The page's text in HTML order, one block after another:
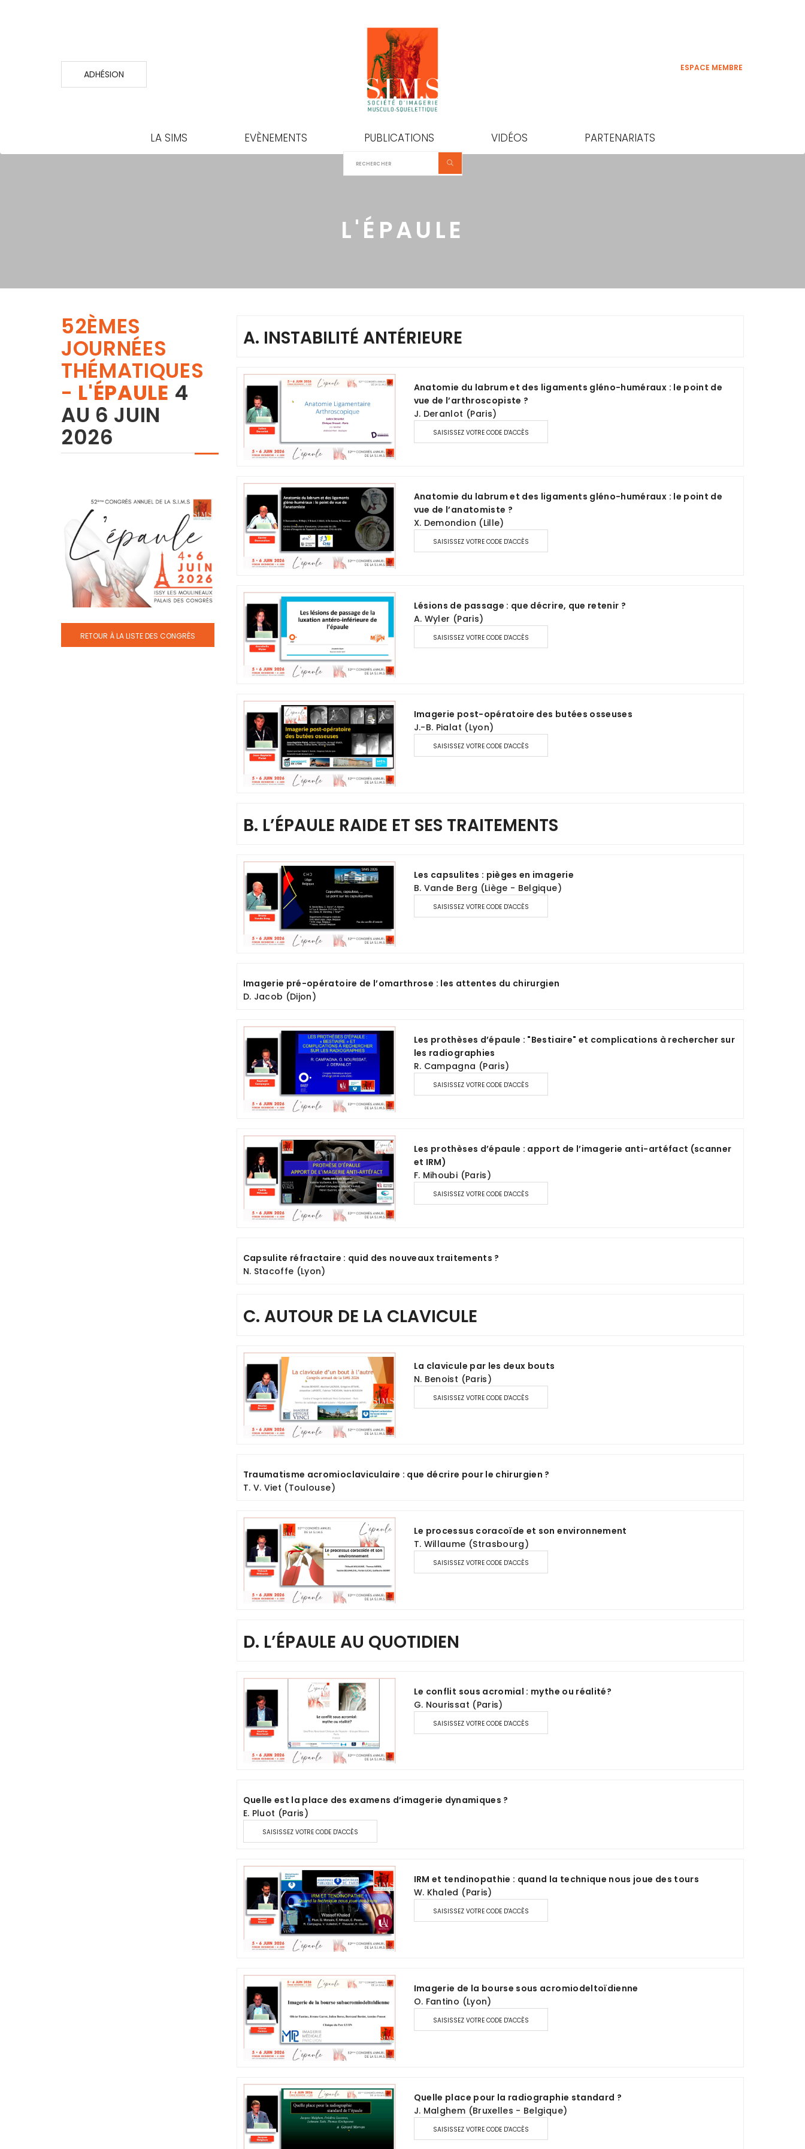
ADHÉSION
ESPACE MEMBRE
LA SIMS EVÈNEMENTS PUBLICATIONS VIDÉOS PARTENARIATS
L'ÉPAULE
52ÈMES
JOURNÉES
THÉMATIQUES
- L'ÉPAULE 4
AU 6 JUIN
2026
RETOUR À LA LISTE DES CONGRÈS
A. INSTABILITÉ ANTÉRIEURE
Anatomie du labrum et des ligaments gléno-huméraux : le point de
vue de l’arthroscopiste ?
J. Deranlot (Paris)
SAISISSEZ VOTRE CODE D'ACCÈS
Anatomie du labrum et des ligaments gléno-huméraux : le point de
vue de l’anatomiste ?
X. Demondion (Lille)
SAISISSEZ VOTRE CODE D'ACCÈS
Lésions de passage : que décrire, que retenir ?
A. Wyler (Paris)
SAISISSEZ VOTRE CODE D'ACCÈS
Imagerie post-opératoire des butées osseuses
J.-B. Pialat (Lyon)
SAISISSEZ VOTRE CODE D'ACCÈS
B. L’ÉPAULE RAIDE ET SES TRAITEMENTS
Les capsulites : pièges en imagerie
B. Vande Berg (Liège - Belgique)
SAISISSEZ VOTRE CODE D'ACCÈS
Imagerie pré-opératoire de l’omarthrose : les attentes du chirurgien
D. Jacob (Dijon)
Les prothèses d’épaule : "Bestiaire" et complications à rechercher sur
les radiographies
R. Campagna (Paris)
SAISISSEZ VOTRE CODE D'ACCÈS
Les prothèses d’épaule : apport de l’imagerie anti-artéfact (scanner
et IRM)
F. Mihoubi (Paris)
SAISISSEZ VOTRE CODE D'ACCÈS
Capsulite réfractaire : quid des nouveaux traitements ?
N. Stacoffe (Lyon)
C. AUTOUR DE LA CLAVICULE
La clavicule par les deux bouts
N. Benoist (Paris)
SAISISSEZ VOTRE CODE D'ACCÈS
Traumatisme acromioclaviculaire : que décrire pour le chirurgien ?
T. V. Viet (Toulouse)
Le processus coracoïde et son environnement
T. Willaume (Strasbourg)
SAISISSEZ VOTRE CODE D'ACCÈS
D. L’ÉPAULE AU QUOTIDIEN
Le conflit sous acromial : mythe ou réalité?
G. Nourissat (Paris)
SAISISSEZ VOTRE CODE D'ACCÈS
Quelle est la place des examens d’imagerie dynamiques ?
E. Pluot (Paris)
SAISISSEZ VOTRE CODE D'ACCÈS
IRM et tendinopathie : quand la technique nous joue des tours
W. Khaled (Paris)
SAISISSEZ VOTRE CODE D'ACCÈS
Imagerie de la bourse sous acromiodeltoïdienne
O. Fantino (Lyon)
SAISISSEZ VOTRE CODE D'ACCÈS
Quelle place pour la radiographie standard ?
J. Malghem (Bruxelles - Belgique)
SAISISSEZ VOTRE CODE D'ACCÈS